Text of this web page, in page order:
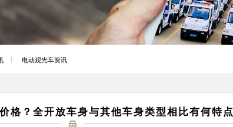
电动观光车资讯
格？全开放车身与其他车身类型相比有何特点